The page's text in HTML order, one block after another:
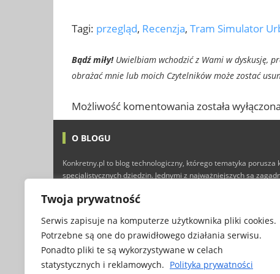
Twoja prywatność
Serwis zapisuje na komputerze użytkownika pliki cookies.
Potrzebne są one do prawidłowego działania serwisu.
Ponadto pliki te są wykorzystywane w celach
statystycznych i reklamowych. Polityka prywatności
Tagi: przegląd, Recenzja, Tram Simulator
Bądź miły!Uwielbiam wchodzić z Wami w dyskusję,
obrażać mnie lub moich Czytelników może zostać
Możliwość komentowania została
O BLOGU
Konkretny.pl to blog technologiczny, którego tematyka porusza
specjalistycznych dziedzin. Jednymi z najważniejszych są
technologii i Internetu, ale nie brakuje tutaj również typowych
finansów, marketingu, programowania, a nawet gier